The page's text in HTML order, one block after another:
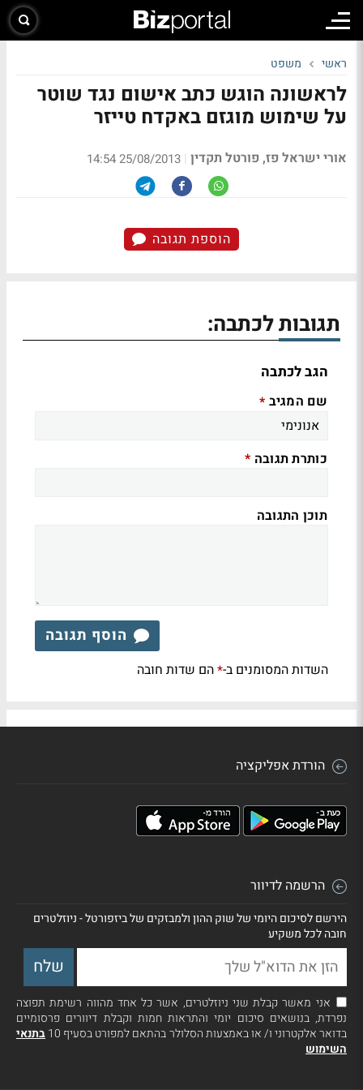
ראשי משפט
לראשונה הוגש כתב אישום נגד שוטר
על שימוש מוגזם באקדח טייזר
אורי ישראל פז, פורטל תקדין |
25/08/2013 14:54
הוספת תגובה
תגובות לכתבה:
הגב לכתבה
שם המגיב *
כותרת תגובה *
תוכן התגובה
הוסף תגובה
השדות המסומנים ב-*הם שדות חובה
הורדת אפליקציה
הרשמה לדיוור
הירשם לסיכום היומי של שוק ההון ולמבזקים של ביזפורטל - ניוזלטרים
חובה לכל משקיע
אני מאשר קבלת שני ניוזלטרים, אשר כל אחד מהווה רשימת תפוצה
נפרדת, בנושאים סיכום יומי והתראות חמות וקבלת דיוורים פרסומיים
בדואר אלקטרוני ו/ או באמצעות הסלולר בהתאם למפורט בסעיף 10
בתנאי
השימוש